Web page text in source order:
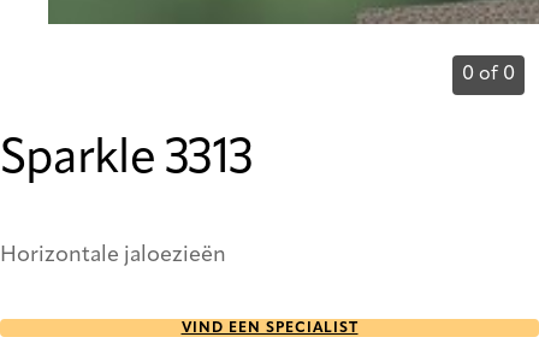
0 of 0
Sparkle 3313
Horizontale jaloezieën
VIND EEN SPECIALIST